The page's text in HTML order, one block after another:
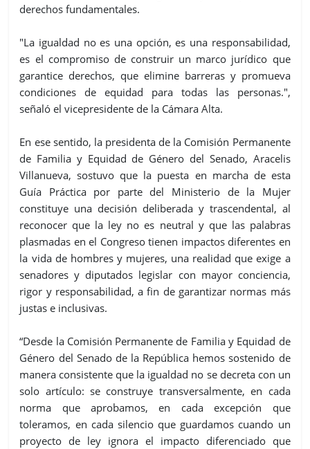
derechos fundamentales.
"La igualdad no es una opción, es una responsabilidad,
es el compromiso de construir un marco jurídico que
garantice derechos, que elimine barreras y promueva
condiciones de equidad para todas las personas.",
señaló el vicepresidente de la Cámara Alta.
En ese sentido, la presidenta de la Comisión Permanente
de Familia y Equidad de Género del Senado, Aracelis
Villanueva, sostuvo que la puesta en marcha de esta
Guía Práctica por parte del Ministerio de la Mujer
constituye una decisión deliberada y trascendental, al
reconocer que la ley no es neutral y que las palabras
plasmadas en el Congreso tienen impactos diferentes en
la vida de hombres y mujeres, una realidad que exige a
senadores y diputados legislar con mayor conciencia,
rigor y responsabilidad, a fin de garantizar normas más
justas e inclusivas.
“Desde la Comisión Permanente de Familia y Equidad de
Género del Senado de la República hemos sostenido de
manera consistente que la igualdad no se decreta con un
solo artículo: se construye transversalmente, en cada
norma que aprobamos, en cada excepción que
toleramos, en cada silencio que guardamos cuando un
proyecto de ley ignora el impacto diferenciado que